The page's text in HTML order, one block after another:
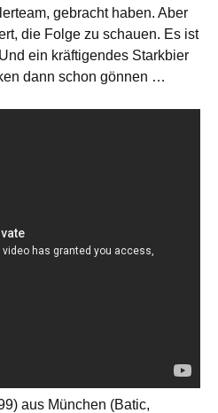
gebracht haben. Aber
die Folge zu schauen. Es ist
ein kräftigendes Starkbier
dann schon gönnen …
aus München (Batic,